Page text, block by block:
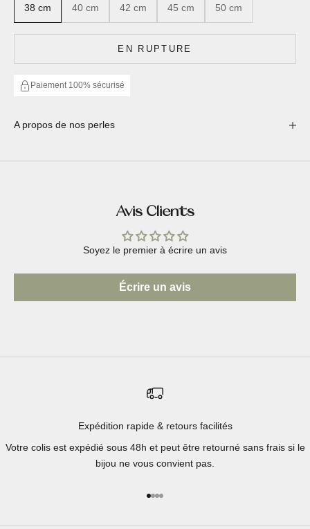
38 cm 40 cm 42 cm 45 cm 50 cm
EN RUPTURE
Paiement 100% sécurisé
A propos de nos perles
Avis Clients
Soyez le premier à écrire un avis
Écrire un avis
Expédition rapide & retours facilités
Votre colis est expédié sous 48h et peut être retourné sans frais si le
bijou ne vous convient pas.
Aller à l'élément 1
Aller à l'élément 2
Aller à l'élément 3
Aller à l'élément 4